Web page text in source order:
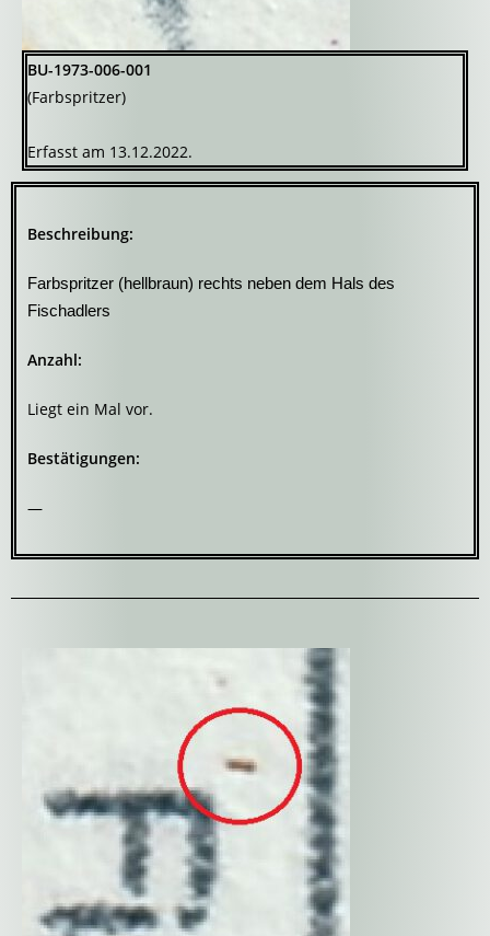
BU-1973-006-001
(Farbspritzer)
Erfasst am 13.12.2022.
Beschreibung:
Farbspritzer (hellbraun) rechts neben dem Hals des
Fischadlers
Anzahl:
Liegt ein Mal vor.
Bestätigungen:
—